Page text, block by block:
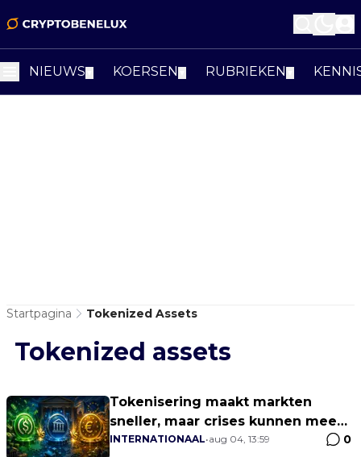
NIEUWS KOERSEN RUBRIEKEN
Startpagina Tokenized Assets
Tokenized assets
Tokenisering maakt markten
sneller, maar crises kunnen mee
versnellen
INTERNATIONAAL•aug 04, 13:59 0